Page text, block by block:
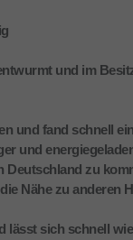
und im
und fand schnell
und
Deutschland zu
Nähe zu anderen
lässt sich schnell